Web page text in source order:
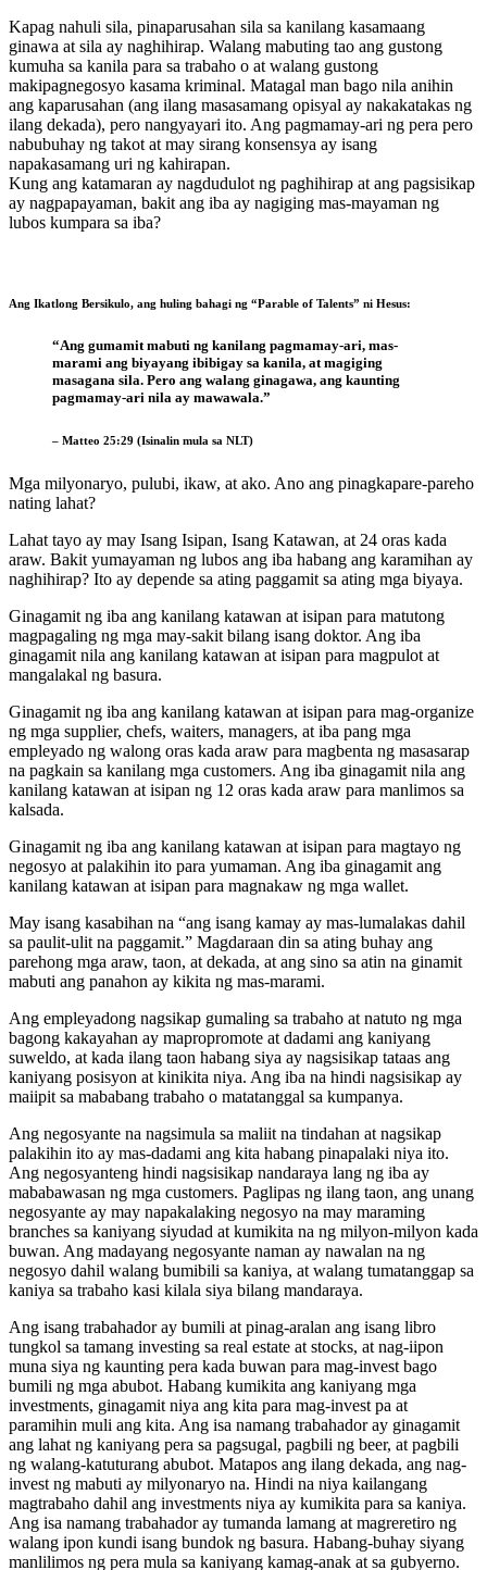
Kapag nahuli sila, pinaparusahan sila sa kanilang kasamaang
ginawa at sila ay naghihirap. Walang mabuting tao ang gustong
kumuha sa kanila para sa trabaho o at walang gustong
makipagnegosyo kasama kriminal. Matagal man bago nila anihin
ang kaparusahan (ang ilang masasamang opisyal ay nakakatakas ng
ilang dekada), pero nangyayari ito. Ang pagmamay-ari ng pera pero
nabubuhay ng takot at may sirang konsensya ay isang
napakasamang uri ng kahirapan.
Kung ang katamaran ay nagdudulot ng paghihirap at ang pagsisikap
ay nagpapayaman, bakit ang iba ay nagiging mas-mayaman ng
lubos kumpara sa iba?
Ang Ikatlong Bersikulo, ang huling bahagi ng “Parable of Talents” ni Hesus:
“Ang gumamit mabuti ng kanilang pagmamay-ari, mas-
marami ang biyayang ibibigay sa kanila, at magiging
masagana sila. Pero ang walang ginagawa, ang kaunting
pagmamay-ari nila ay mawawala.”
– Matteo 25:29 (Isinalin mula sa NLT)
Mga milyonaryo, pulubi, ikaw, at ako. Ano ang pinagkapare-pareho
nating lahat?
Lahat tayo ay may Isang Isipan, Isang Katawan, at 24 oras kada
araw. Bakit yumayaman ng lubos ang iba habang ang karamihan ay
naghihirap? Ito ay depende sa ating paggamit sa ating mga biyaya.
Ginagamit ng iba ang kanilang katawan at isipan para matutong
magpagaling ng mga may-sakit bilang isang doktor. Ang iba
ginagamit nila ang kanilang katawan at isipan para magpulot at
mangalakal ng basura.
Ginagamit ng iba ang kanilang katawan at isipan para mag-organize
ng mga supplier, chefs, waiters, managers, at iba pang mga
empleyado ng walong oras kada araw para magbenta ng masasarap
na pagkain sa kanilang mga customers. Ang iba ginagamit nila ang
kanilang katawan at isipan ng 12 oras kada araw para manlimos sa
kalsada.
Ginagamit ng iba ang kanilang katawan at isipan para magtayo ng
negosyo at palakihin ito para yumaman. Ang iba ginagamit ang
kanilang katawan at isipan para magnakaw ng mga wallet.
May isang kasabihan na “ang isang kamay ay mas-lumalakas dahil
sa paulit-ulit na paggamit.” Magdaraan din sa ating buhay ang
parehong mga araw, taon, at dekada, at ang sino sa atin na ginamit
mabuti ang panahon ay kikita ng mas-marami.
Ang empleyadong nagsikap gumaling sa trabaho at natuto ng mga
bagong kakayahan ay mapropromote at dadami ang kaniyang
suweldo, at kada ilang taon habang siya ay nagsisikap tataas ang
kaniyang posisyon at kinikita niya. Ang iba na hindi nagsisikap ay
maiipit sa mababang trabaho o matatanggal sa kumpanya.
Ang negosyante na nagsimula sa maliit na tindahan at nagsikap
palakihin ito ay mas-dadami ang kita habang pinapalaki niya ito.
Ang negosyanteng hindi nagsisikap nandaraya lang ng iba ay
mababawasan ng mga customers. Paglipas ng ilang taon, ang unang
negosyante ay may napakalaking negosyo na may maraming
branches sa kaniyang siyudad at kumikita na ng milyon-milyon kada
buwan. Ang madayang negosyante naman ay nawalan na ng
negosyo dahil walang bumibili sa kaniya, at walang tumatanggap sa
kaniya sa trabaho kasi kilala siya bilang mandaraya.
Ang isang trabahador ay bumili at pinag-aralan ang isang libro
tungkol sa tamang investing sa real estate at stocks, at nag-iipon
muna siya ng kaunting pera kada buwan para mag-invest bago
bumili ng mga abubot. Habang kumikita ang kaniyang mga
investments, ginagamit niya ang kita para mag-invest pa at
paramihin muli ang kita. Ang isa namang trabahador ay ginagamit
ang lahat ng kaniyang pera sa pagsugal, pagbili ng beer, at pagbili
ng walang-katuturang abubot. Matapos ang ilang dekada, ang nag-
invest ng mabuti ay milyonaryo na. Hindi na niya kailangang
magtrabaho dahil ang investments niya ay kumikita para sa kaniya.
Ang isa namang trabahador ay tumanda lamang at magreretiro ng
walang ipon kundi isang bundok ng basura. Habang-buhay siyang
manlilimos ng pera mula sa kaniyang kamag-anak at sa gubyerno.